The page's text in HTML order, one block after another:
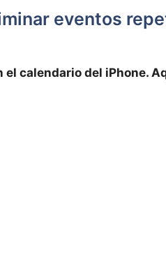
eventos
calendario del iPhone.‍